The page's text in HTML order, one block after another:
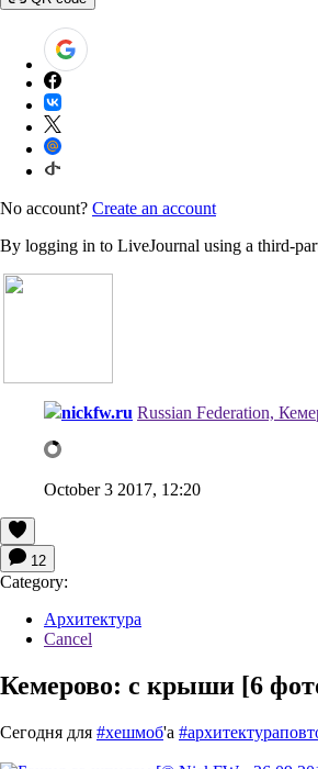
No account? Create an account
By logging in to LiveJournal using a third-
nickfw.ru Russian Federation,
October 3 2017, 12:20
12
Category:
Архитектура
Cancel
Кемерово: с крыши [6
Сегодня для #хешмоб'а